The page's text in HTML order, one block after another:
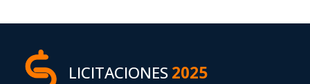
LICITACIONES2025